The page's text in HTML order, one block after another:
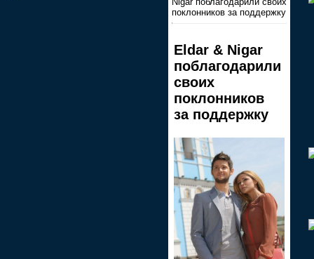
поклонников за поддержку
Eldar & Nigar
поблагодарили
своих
поклонников
за поддержку